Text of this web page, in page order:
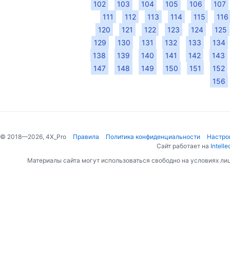
102 103 104 105 106
107
111
112 113 114 115
116
120
121 122 123 124
125
129
130 131 132 133
134
138
139 140 141 142
143
147
148 149 150 151
152
156
© 2018—2026, 4X_Pro Правила Политика конфиденциальности
Сайт работает на
Материалы сайта могут использоваться свободно на условиях